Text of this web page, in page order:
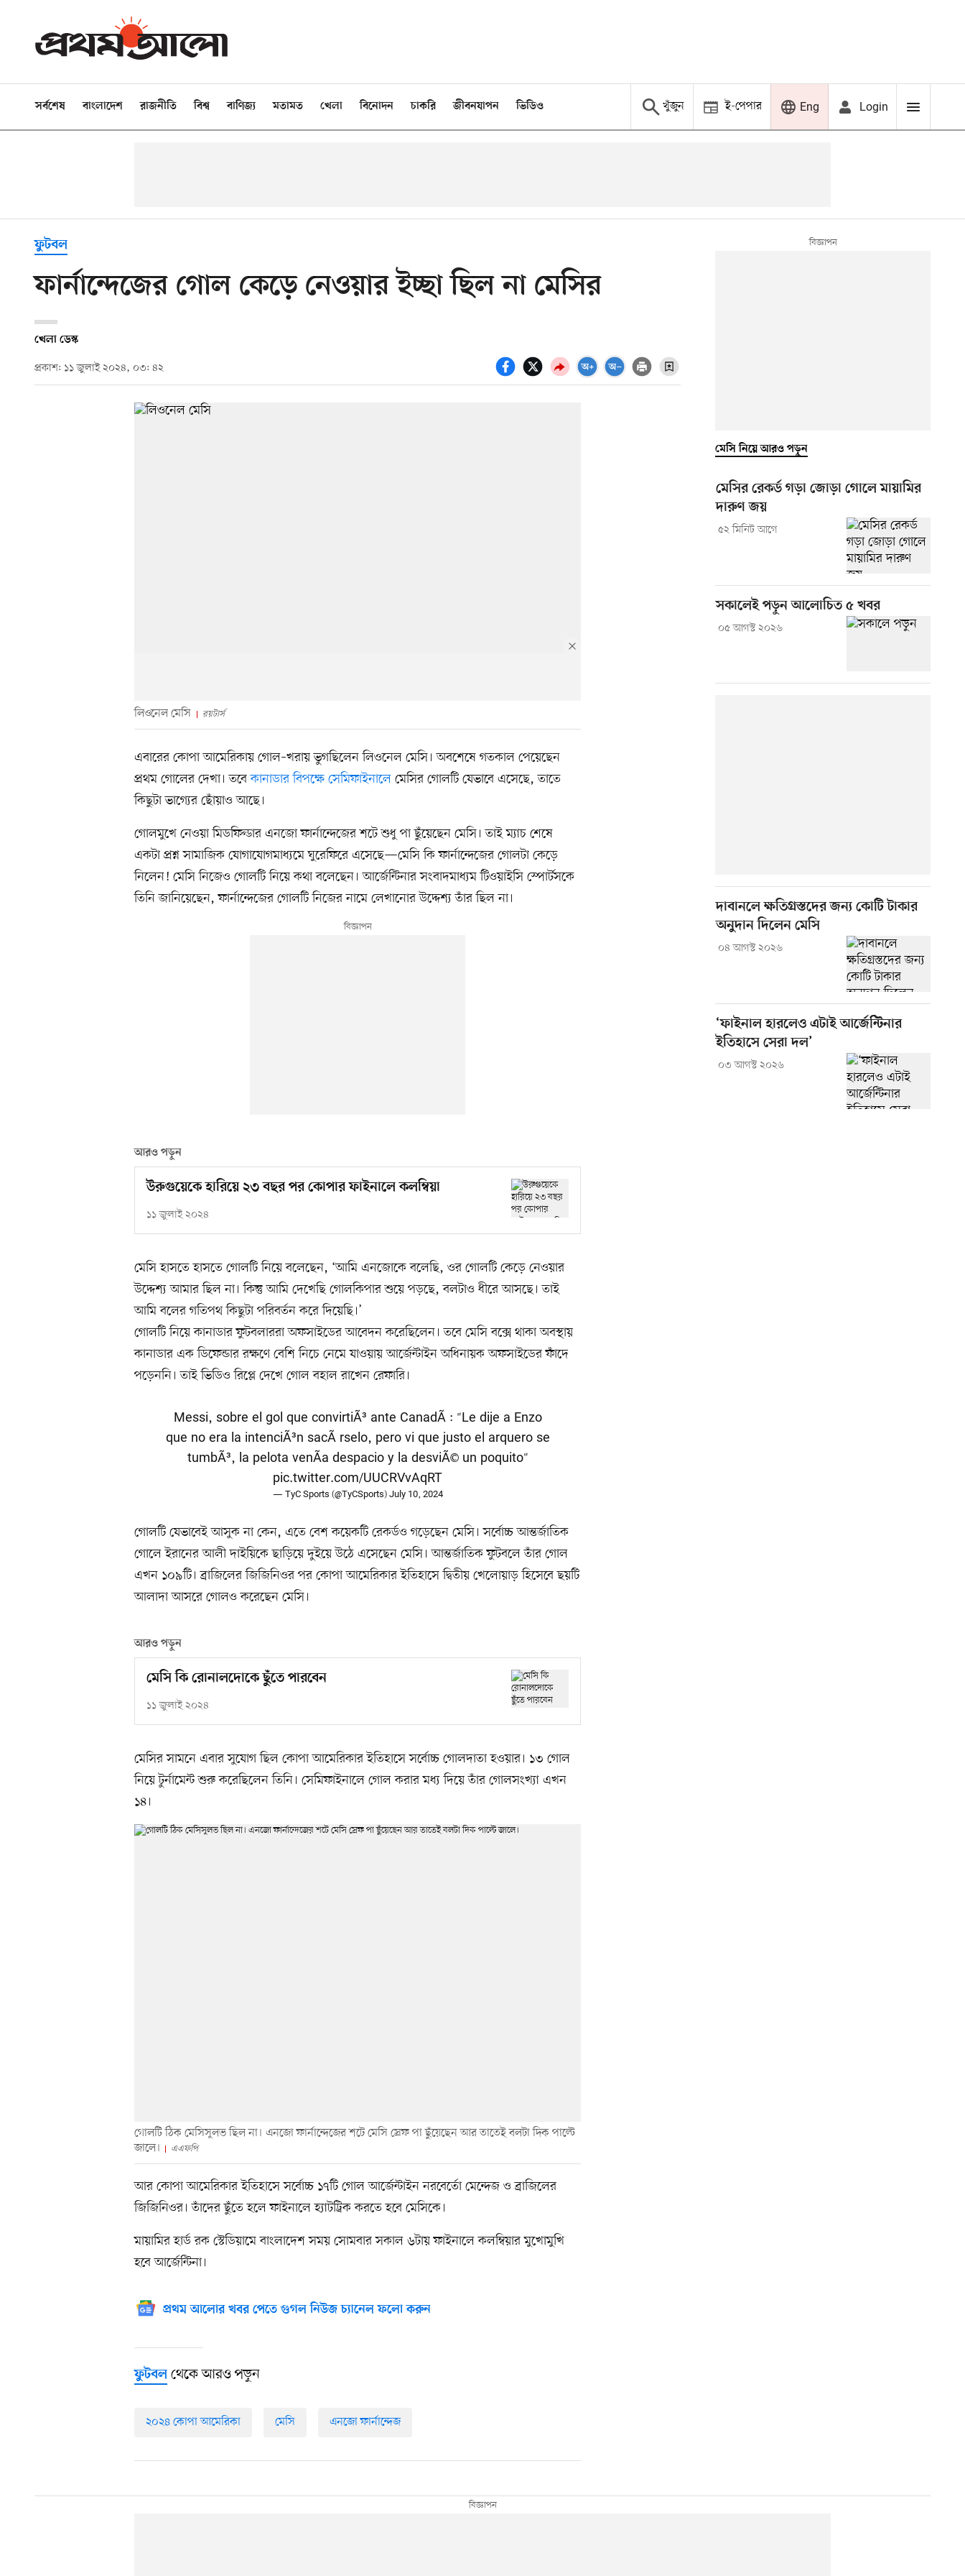
সর্বশেষ বাংলাদেশ রাজনীতি বিশ্ব বাণিজ্য মতামত খেলা বিনোদন চাকরি জীবনযাপন ভিডিও খুঁজুন ই-পেপার Eng Login
ফুটবল
ফার্নান্দেজের গোল কেড়ে নেওয়ার ইচ্ছা ছিল না মেসির
খেলা ডেস্ক
প্রকাশ: ১১ জুলাই ২০২৪, ০৩: ৪২
লিওনেল মেসি রয়টার্স
এবারের কোপা আমেরিকায় গোল–খরায় ভুগছিলেন লিওনেল মেসি। অবশেষে গতকাল পেয়েছেন
প্রথম গোলের দেখা। তবেকানাডার বিপক্ষে সেমিফাইনালে মেসির গোলটি যেভাবে এসেছে, তাতে
কিছুটা ভাগ্যের ছোঁয়াও আছে।
গোলমুখে নেওয়া মিডফিল্ডার এনজো ফার্নান্দেজের শটে শুধু পা ছুঁয়েছেন মেসি। তাই ম্যাচ শেষে
একটা প্রশ্ন সামাজিক যোগাযোগমাধ্যমে ঘুরেফিরে এসেছে—মেসি কি ফার্নান্দেজের গোলটা কেড়ে
নিলেন! মেসি নিজেও গোলটি নিয়ে কথা বলেছেন। আর্জেন্টিনার সংবাদমাধ্যম টিওয়াইসি স্পোর্টসকে
তিনি জানিয়েছেন, ফার্নান্দেজের গোলটি নিজের নামে লেখানোর উদ্দেশ্য তাঁর ছিল না।
আরও পড়ুন
উরুগুয়েকে হারিয়ে ২৩ বছর পর কোপার ফাইনালে কলম্বিয়া
১১ জুলাই ২০২৪
মেসি হাসতে হাসতে গোলটি নিয়ে বলেছেন, ‘আমি এনজোকে বলেছি, ওর গোলটি কেড়ে নেওয়ার
উদ্দেশ্য আমার ছিল না। কিন্তু আমি দেখেছি গোলকিপার শুয়ে পড়ছে, বলটাও ধীরে আসছে। তাই
আমি বলের গতিপথ কিছুটা পরিবর্তন করে দিয়েছি।’
গোলটি নিয়ে কানাডার ফুটবলাররা অফসাইডের আবেদন করেছিলেন। তবে মেসি বক্সে থাকা অবস্থায়
কানাডার এক ডিফেন্ডার রক্ষণে বেশি নিচে নেমে যাওয়ায় আর্জেন্টাইন অধিনায়ক অফসাইডের ফাঁদে
পড়েননি। তাই ভিডিও রিপ্লে দেখে গোল বহাল রাখেন রেফারি।
Messi, sobre el gol que convirtiÃ³ ante CanadÃ¡: "Le dije a Enzo
que no era la intenciÃ³n sacÃ¡rselo, pero vi que justo el arquero se
tumbÃ³, la pelota venÃ­a despacio y la desviÃ© un poquito"
pic.twitter.com/UUCRVvAqRT
— TyC Sports (@TyCSports)July 10, 2024
গোলটি যেভাবেই আসুক না কেন, এতে বেশ কয়েকটি রেকর্ডও গড়েছেন মেসি। সর্বোচ্চ আন্তর্জাতিক
গোলে ইরানের আলী দাইয়িকে ছাড়িয়ে দুইয়ে উঠে এসেছেন মেসি। আন্তর্জাতিক ফুটবলে তাঁর গোল
এখন ১০৯টি। ব্রাজিলের জিজিনিওর পর কোপা আমেরিকার ইতিহাসে দ্বিতীয় খেলোয়াড় হিসেবে ছয়টি
আলাদা আসরে গোলও করেছেন মেসি।
আরও পড়ুন
মেসি কি রোনালদোকে ছুঁতে পারবেন
১১ জুলাই ২০২৪
মেসির সামনে এবার সুযোগ ছিল কোপা আমেরিকার ইতিহাসে সর্বোচ্চ গোলদাতা হওয়ার। ১৩ গোল
নিয়ে টুর্নামেন্ট শুরু করেছিলেন তিনি। সেমিফাইনালে গোল করার মধ্য দিয়ে তাঁর গোলসংখ্যা এখন
১৪।
গোলটি ঠিক মেসিসুলভ ছিল না। এনজো ফার্নান্দেজের শটে মেসি স্রেফ পা ছুঁয়েছেন আর তাতেই বলটা দিক পাল্টে
জালে।
এএফপি
আর কোপা আমেরিকার ইতিহাসে সর্বোচ্চ ১৭টি গোল আর্জেন্টাইন নরবের্তো মেন্দেজ ও ব্রাজিলের
জিজিনিওর। তাঁদের ছুঁতে হলে ফাইনালে হ্যাটট্রিক করতে হবে মেসিকে।
মায়ামির হার্ড রক স্টেডিয়ামে বাংলাদেশ সময় সোমবার সকাল ৬টায় ফাইনালে কলম্বিয়ার মুখোমুখি
হবে আর্জেন্টিনা।
প্রথম আলোর খবর পেতে গুগল নিউজ চ্যানেল ফলো করুন
ফুটবল থেকে আরও পড়ুন
২০২৪ কোপা আমেরিকা মেসি এনজো ফার্নান্দেজ
মেসি নিয়ে আরও পড়ুন
মেসির রেকর্ড গড়া জোড়া গোলে মায়ামির
দারুণ জয়
৫২ মিনিট আগে
সকালেই পড়ুন আলোচিত ৫ খবর
০৫ আগস্ট ২০২৬
দাবানলে ক্ষতিগ্রস্তদের জন্য কোটি টাকার
অনুদান দিলেন মেসি
০৪ আগস্ট ২০২৬
‘ফাইনাল হারলেও এটাই আর্জেন্টিনার
ইতিহাসে সেরা দল’
০৩ আগস্ট ২০২৬